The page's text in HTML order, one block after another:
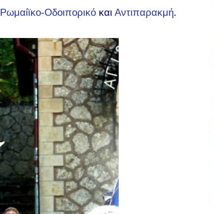
Ρωμαίϊκο-Οδοιπορικό και Αντιπαρακμή.